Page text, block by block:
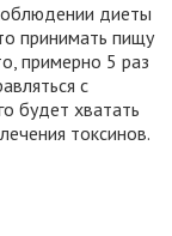
диеты
принимать пищу
примерно 5 раз
с
будет хватать
токсинов.